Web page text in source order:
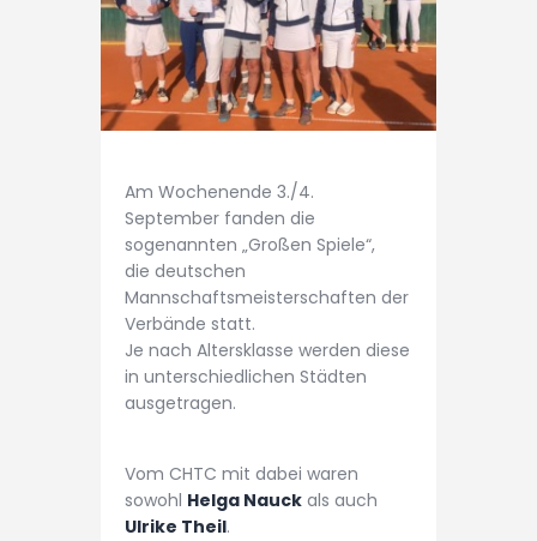
Am Wochenende 3./4.
September fanden die
sogenannten „Großen Spiele“,
die deutschen
Mannschaftsmeisterschaften der
Verbände statt.
Je nach Altersklasse werden diese
in unterschiedlichen Städten
ausgetragen.
Vom CHTC mit dabei waren
sowohl Helga Nauck als auch
Ulrike Theil.